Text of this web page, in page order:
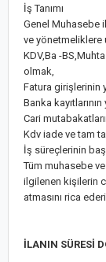
İş Tanımı
Genel Muhasebe
ve yönetmeliklere
KDV,Ba -
olmak,
Fatura girişlerinin
Banka kayıtlarının
Cari
Kdv iade ve tam
İş süreçlerinin
Tüm muhasebe
ilgilenen kişilerin
atmasını rica
İLANIN SÜRESİ